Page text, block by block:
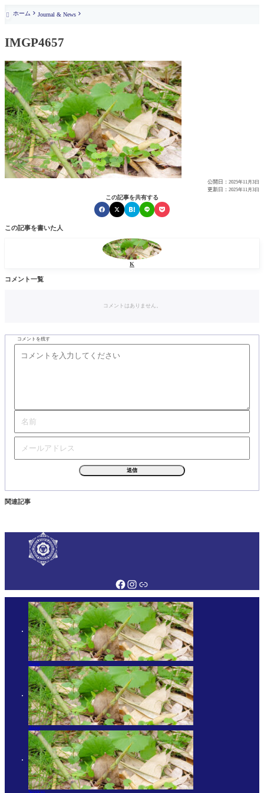
 ホーム Journal & News
IMGP4657
公開日： 2025年11月3日
更新日： 2025年11月3日
この記事を共有する
この記事を書いた人
K
コメント一覧
コメントはありません。
コメントを残す
関連記事
Home
About